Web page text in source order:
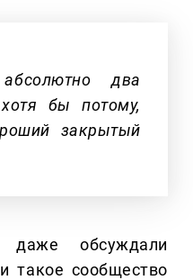
два
бы потому,
закрытый
даже обсуждали
такое сообщество